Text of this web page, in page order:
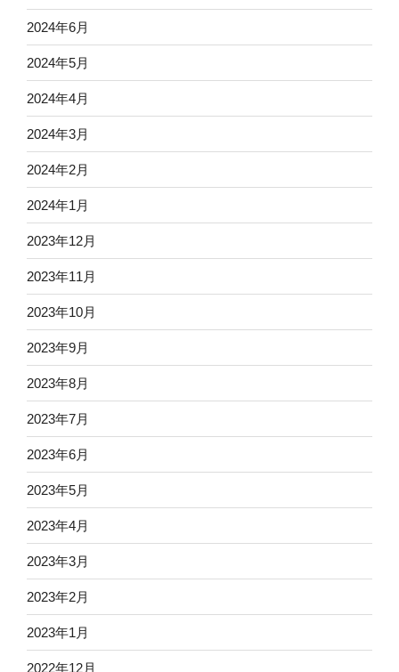
2024年6月
2024年5月
2024年4月
2024年3月
2024年2月
2024年1月
2023年12月
2023年11月
2023年10月
2023年9月
2023年8月
2023年7月
2023年6月
2023年5月
2023年4月
2023年3月
2023年2月
2023年1月
2022年12月